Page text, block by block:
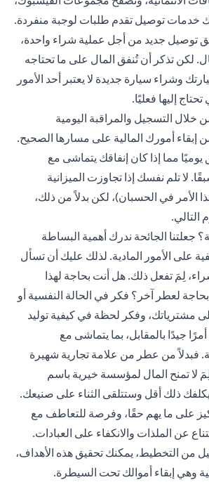
خدمات توصيل تقدم طلبات لوجبة منفردة.
توصيل جديد من أجل عملية شراء واحدة،
لكن تذكر أن تُنفق المال على ما تحتاجه
وشراء سيارة جديدة لا يعتبر أحد الأمور
إليها فعليًا.
خلال التسجيل والمراقبة اليومية
إبقاء أمورك المالية على مسارها الصحيح.
يوميًا مما إذا كان إنفاقك يتماشى مع
لا تلم نفسك إذا تجاوزت الميزانية
الأمر في الحسبان)، لكن بدلاً من ذلك،
التالي.
جعلتنا الجائحة ندرك أهمية البساطة
على الأمور المادية. لذلك عليك أن تسأل
لِمَ تفعل ذلك. هل أنت بحاجة لهذا
لعطر آخر؟ فكر في الحالة النفسية أو
مشترياتك، وفكر لحظة في كيفية توليد
جيدًا بالمقابل، بما يتماشى مع
فبدلاً من عطر من علامة تجارية شهيرة
لا تمنح المال لمؤسسة خيرية باسم
ذلك أقل وستتلقى الثناء على صنيعك.
على ما يهم حقًا، وفرصة للتعاطف مع
عن الملذات والانكفاء على العبادات.
من التخطيط، يمكنك تحقيق هذه الأهداف،
وهي إبقاء أموالك تحت السيطرة.